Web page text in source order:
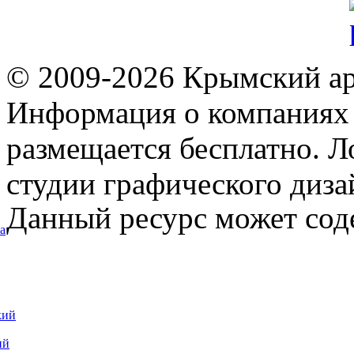
© 2009-2026 Крымский
Информация о компаниях
размещается бесплатно.
студии графического
Данный ресурс может